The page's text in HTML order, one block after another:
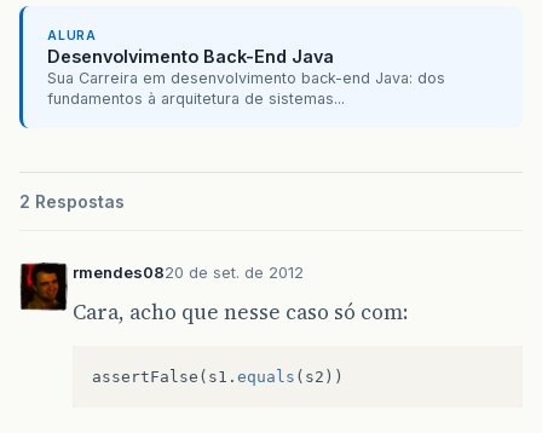
ALURA
Desenvolvimento Back-End Java
Sua Carreira em desenvolvimento back-end Java: dos
fundamentos à arquitetura de sistemas...
2 Respostas
rmendes0820 de set. de 2012
Cara, acho que nesse caso só com:
assertFalse ( s1 . equals ( s2 ))